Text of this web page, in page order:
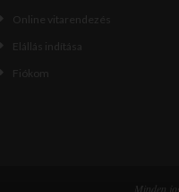
Online vitarendezés
Elállás indítása
Fiókom
Minden